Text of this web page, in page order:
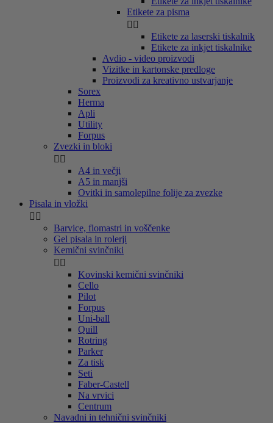
Etikete za pisma
 
Etikete za laserski tiskalnik
Etikete za inkjet tiskalnike
Avdio - video proizvodi
Vizitke in kartonske predloge
Proizvodi za kreativno ustvarjanje
Sorex
Herma
Apli
Utility
Forpus
Zvezki in bloki
 
A4 in večji
A5 in manjši
Ovitki in samolepilne folije za zvezke
Pisala in vložki
 
Barvice, flomastri in voščenke
Gel pisala in rolerji
Kemični svinčniki
 
Kovinski kemični svinčniki
Cello
Pilot
Forpus
Uni-ball
Quill
Rotring
Parker
Za tisk
Seti
Faber-Castell
Na vrvici
Centrum
Navadni in tehnični svinčniki